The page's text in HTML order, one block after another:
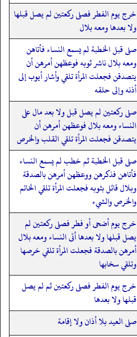
خرج يوم الفطر فصلى ركعتين لم يصل قبلها
ولا بعدها ومعه بلال
صلى قبل الخطبة لم يسمع النساء فأتاهن
ومعه بلال ناشر ثوبه فوعظهن أمرهن أن
يتصدقن فجعلت المرأة تلقي وأشار أيوب إلى
أذنه وإلى حلقه
صلى ركعتين لم يصل قبل ولا بعد مال على
النساء ومعه بلال فوعظهن أمرهن أن
يتصدقن فجعلت المرأة تلقي القلب والخرص
صلى قبل الخطبة ثم خطب لم يسمع النساء
فأتاهن فذكرهن ووعظهن أمرهن بالصدقة
وبلال قائل بثوبه فجعلت المرأة تلقي الخاتم
والخرص والشيء
خرج يوم أضحى أو فطر فصلى ركعتين لم
يصل قبلها ولا بعدها أتى النساء ومعه بلال
أمرهن بالصدقة فجعلت المرأة تلقي خرصها
وتلقي سخابها
خرج يوم الفطر فصلى ركعتين ثم لم يصل
قبلها ولا بعدها
صلى العيد بلا أذان ولا إقامة